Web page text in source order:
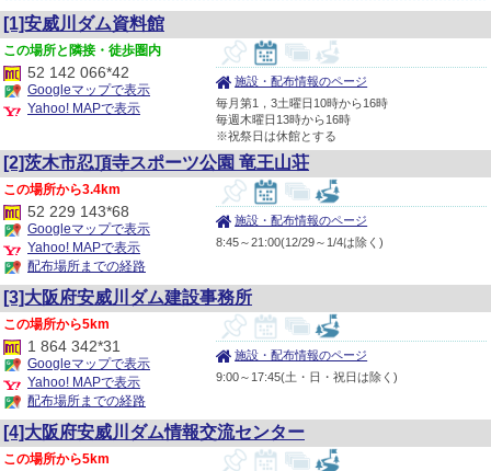
[1]安威川ダム資料館
施設・配布情報のページ
毎月第1，3土曜日10時から16時
毎週木曜日13時から16時
※祝祭日は休館とする
隣接・徒歩圏内
52 142 066*42
Googleマップで表示
Yahoo! MAPで表示
[2]茨木市忍頂寺スポーツ公園 竜王山荘
施設・配布情報のページ
8:45～21:00(12/29～1/4は除く)
3.4km
52 229 143*68
Googleマップで表示
Yahoo! MAPで表示
配布場所までの経路
[3]大阪府安威川ダム建設事務所
施設・配布情報のページ
9:00～17:45(土・日・祝日は除く)
5km
1 864 342*31
Googleマップで表示
Yahoo! MAPで表示
配布場所までの経路
[4]大阪府安威川ダム情報交流センター
5km